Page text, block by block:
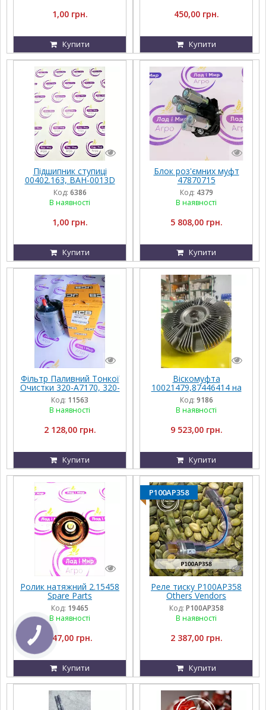
1,00 грн.
Купити
450,00 грн.
Купити
Підшипник ступиці
00402.163, BAH-0013D
POTTINGER
Код: 6386
В наявності
1,00 грн.
Купити
Блок роз'ємних муфт
47870715
Код: 4379
В наявності
5 808,00 грн.
Купити
Фільтр Паливний Тонкої
Очистки 320-A7170, 320-
07394, 320-07155, 320-
07057, JCB
Код: 11563
В наявності
2 128,00 грн.
Купити
Віскомуфта
10021479,87446414 на
John Deere
Код: 9186
В наявності
9 523,00 грн.
Купити
Ролик натяжний 2.15458
Spare Parts
Код: 19465
В наявності
847,00 грн.
Купити
P100AP358
Реле тиску P100AP358
Others Vendors
Код: P100AP358
В наявності
2 387,00 грн.
Купити